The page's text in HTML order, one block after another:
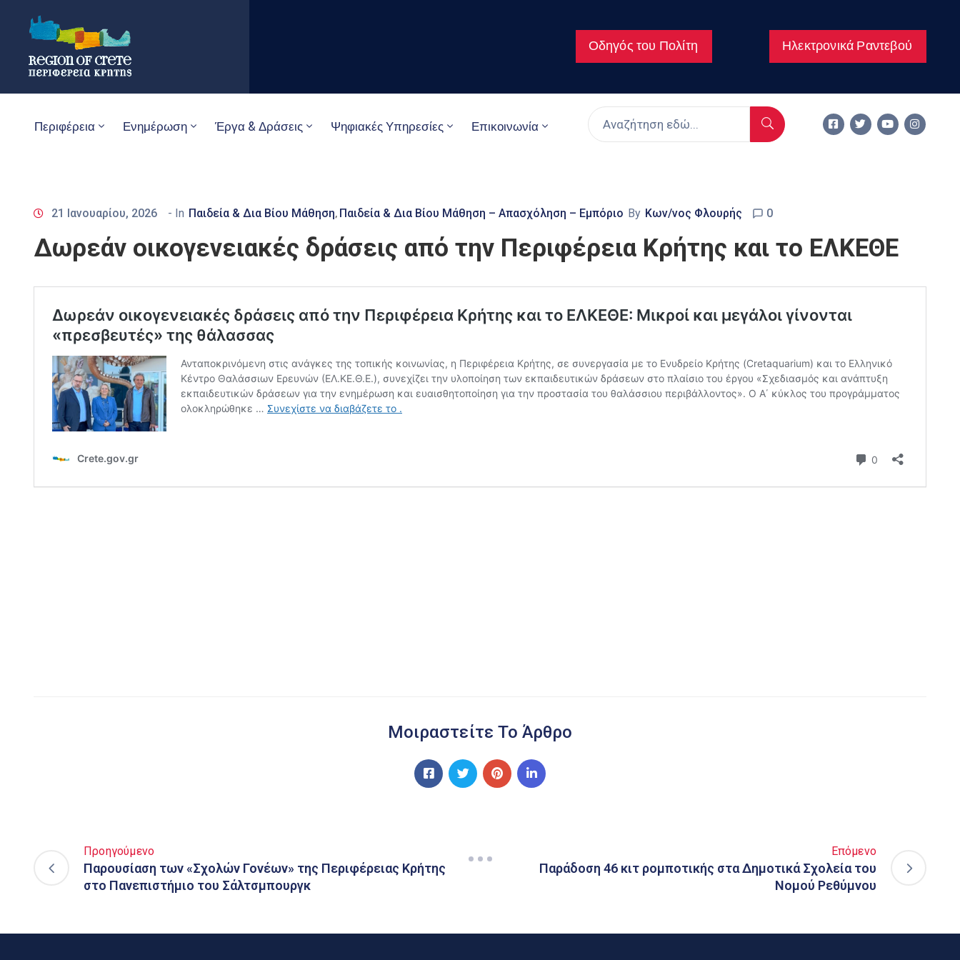
Οδηγός του Πολίτη Ηλεκτρονικά Ραντεβού
Περιφέρεια Ενημέρωση Έργα & Δράσεις Ψηφιακές Υπηρεσίες Επικοινωνία
21 Ιανουαρίου, 2026 - In Παιδεία & Δια Βίου Μάθηση‚ Παιδεία & Δια Βίου Μάθηση – Απασχόληση – Εμπόριο By Κων/νος Φλουρής 0
Δωρεάν οικογενειακές δράσεις από την Περιφέρεια Κρήτης και το ΕΛΚΕΘΕ
Μοιραστείτε Το Άρθρο
Προηγούμενο
Παρουσίαση των «Σχολών Γονέων» της Περιφέρειας Κρήτης
στο Πανεπιστήμιο του Σάλτσμπουργκ
Επόμενο
Παράδοση 46 κιτ ρομποτικής στα Δημοτικά Σχολεία του
Νομού Ρεθύμνου